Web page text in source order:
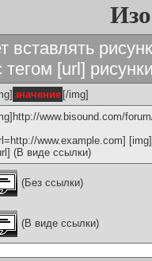
вставлять
[url]
значение [/img]
www.bisound.com/
www.example.com]
(В виде ссылки)
(Без ссылки)
(В виде ссылки)